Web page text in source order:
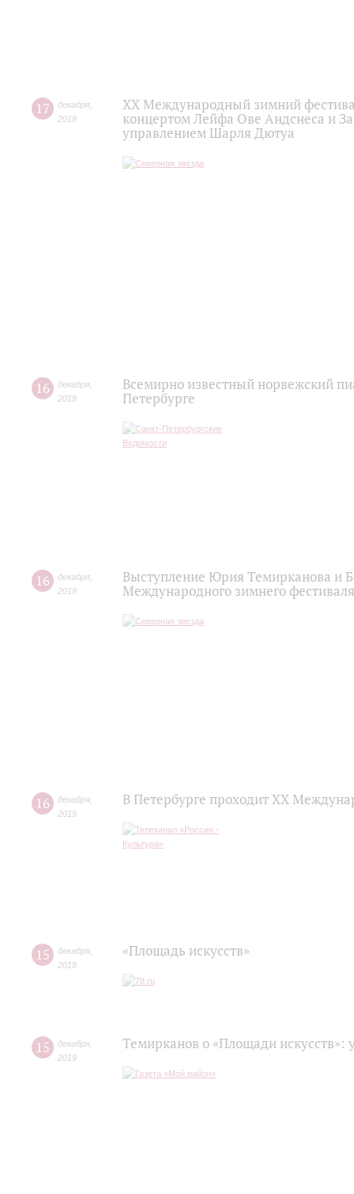
17 декабря
2019
XX Международный зимний
концертом Лейфа Ове Андснеса и
управлением Шарля Дютуа
16 декабря
2019
Всемирно известный норвежский
Петербурге
16 декабря
2019
Выступление Юрия Темирканова и
Международного зимнего
16 декабря
2019
В Петербурге проходит ХХ
15 декабря
2019
«Площадь искусств»
15 декабря
2019
Темирканов о «Площади